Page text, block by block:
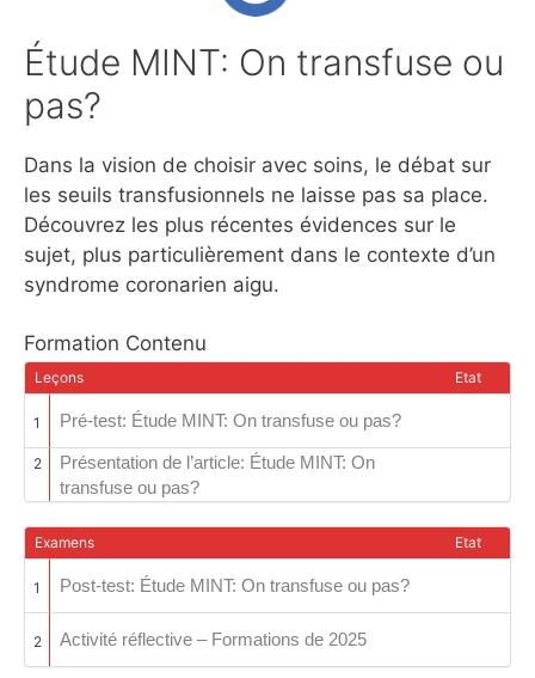
Étude MINT: On transfuse ou
pas?
Dans la vision de choisir avec soins, le débat sur
les seuils transfusionnels ne laisse pas sa place.
Découvrez les plus récentes évidences sur le
sujet, plus particulièrement dans le contexte d’un
syndrome coronarien aigu.
Formation Contenu
Leçons Etat
1 Pré-test: Étude MINT: On transfuse ou pas?
2
Présentation de l’article: Étude MINT: On
transfuse ou pas?
Examens Etat
1 Post-test: Étude MINT: On transfuse ou pas?
2 Activité réflective – Formations de 2025